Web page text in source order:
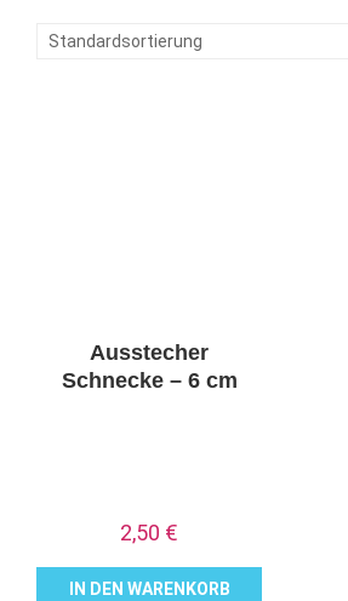
Ausstecher
Schnecke – 6 cm
2,50 €
IN DEN WARENKORB